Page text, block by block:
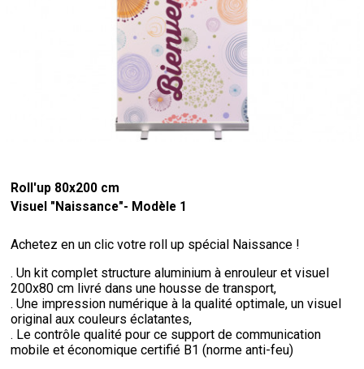
Roll'up 80x200 cm
Visuel "Naissance"- Modèle 1
Achetez en un clic votre roll up spécial Naissance !
. Un kit complet structure aluminium à enrouleur et visuel
200x80 cm livré dans une housse de transport,
. Une impression numérique à la qualité optimale, un visuel
original aux couleurs éclatantes,
. Le contrôle qualité pour ce support de communication
mobile et économique certifié B1 (norme anti-feu)